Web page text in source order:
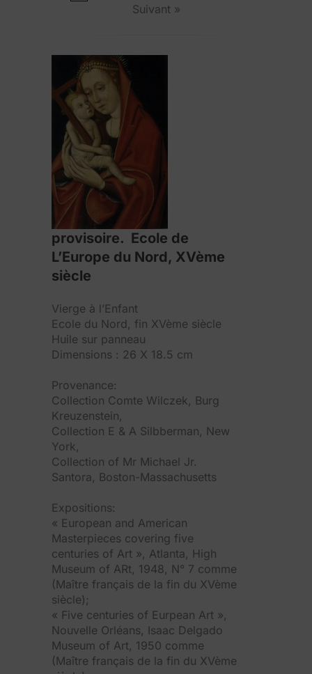
Suivant »
provisoire. Ecole de
L’Europe du Nord, XVème
siècle
Vierge à l’Enfant
Ecole du Nord, fin XVème siècle
Huile sur panneau
Dimensions : 26 X 18.5 cm
Provenance:
Collection Comte Wilczek, Burg
Kreuzenstein,
Collection E & A Silbberman, New
York,
Collection of Mr Michael Jr.
Santora, Boston-Massachusetts
Expositions:
« European and American
Masterpieces covering five
centuries of Art », Atlanta, High
Museum of ARt, 1948, N° 7 comme
(Maître français de la fin du XVème
siècle);
« Five centuries of Eurpean Art »,
Nouvelle Orléans, Isaac Delgado
Museum of Art, 1950 comme
(Maître français de la fin du XVème